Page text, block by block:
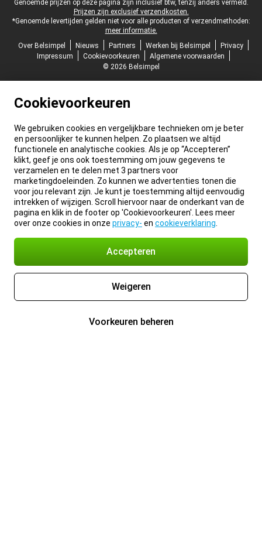
Juridische voettekst
Genoemde prijzen op deze pagina zijn inclusief btw, tenzij anders vermeld.
Prijzen zijn exclusief verzendkosten.
*Genoemde levertijden gelden niet voor alle producten of verzendmethoden:
meer informatie.
Over Belsimpel
Nieuws Partners Werken bij Belsimpel
Privacy
Impressum
Cookievoorkeuren
Algemene voorwaarden
© 2026 Belsimpel
Cookievoorkeuren
We gebruiken cookies en vergelijkbare technieken om je beter
en persoonlijker te kunnen helpen. Zo plaatsen we altijd
functionele en analytische cookies. Als je op “Accepteren”
klikt, geef je ons ook toestemming om jouw gegevens te
verzamelen en te delen met 3 partners voor
marketingdoeleinden. Zo kunnen we advertenties tonen die
voor jou relevant zijn. Je kunt je toestemming altijd eenvoudig
intrekken of wijzigen. Scroll hiervoor naar de onderkant van de
pagina en klik in de footer op 'Cookievoorkeuren'. Lees meer
over onze cookies in onze privacy- en cookieverklaring
Accepteren
Weigeren
Voorkeuren beheren